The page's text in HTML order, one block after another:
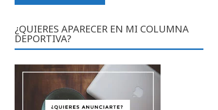
¿QUIERES APARECER EN MI COLUMNA
DEPORTIVA?